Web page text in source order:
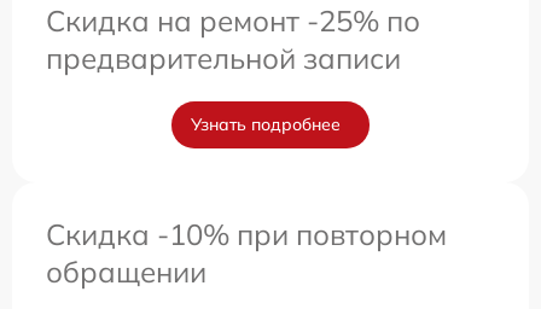
Скидка на ремонт -25% по
предварительной записи
Узнать подробнее
Скидка -10% при повторном
обращении